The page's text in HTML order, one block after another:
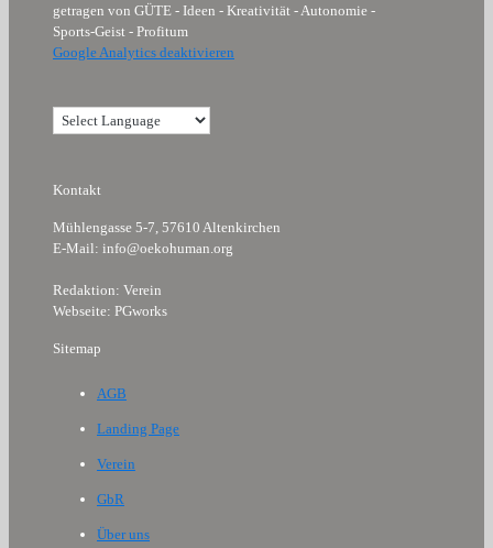
getragen von GÜTE - Ideen - Kreativität - Autonomie -
Sports-Geist - Profitum
Google Analytics deaktivieren
Kontakt
Mühlengasse 5-7, 57610 Altenkirchen
E-Mail: info@oekohuman.org
Redaktion: Verein
Webseite: PGworks
Sitemap
AGB
Landing Page
Verein
GbR
Über uns